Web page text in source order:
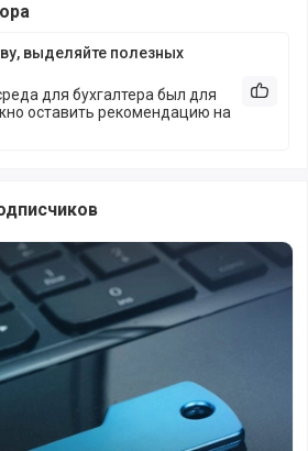
выделяйте полезных
для бухгалтера был для
оставить рекомендацию на